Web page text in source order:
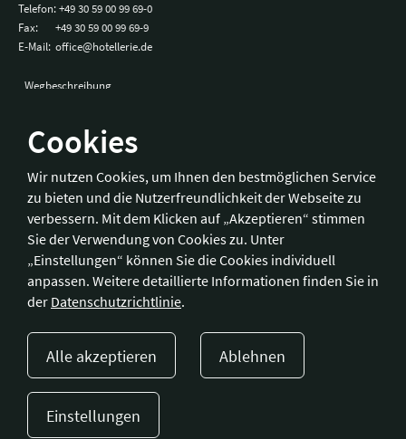
Cookies
Wir nutzen Cookies, um Ihnen den bestmöglichen Service
zu bieten und die Nutzerfreundlichkeit der Webseite zu
verbessern. Mit dem Klicken auf „Akzeptieren“ stimmen
Sie der Verwendung von Cookies zu. Unter
„Einstellungen“ können Sie die Cookies individuell
anpassen. Weitere detaillierte Informationen finden Sie in
der Datenschutzrichtlinie.
Alle akzeptieren Ablehnen
Einstellungen
Telefon:+49 30 59 00 99 69-0
Fax:
+49 30 59 00 99 69-9
E-Mail: office@hotellerie.de
Wegbeschreibung
Hotelverband Deutschland (IHA) / IHA-Service GmbH
Kronprinzenstraße 37
53173 Bonn
Telefon:
Fax:
+49 228 92 39 29-9
E-Mail:bonn@hotellerie.de
Wegbeschreibung
Presse Kontakt
Cookie-Einstellungen